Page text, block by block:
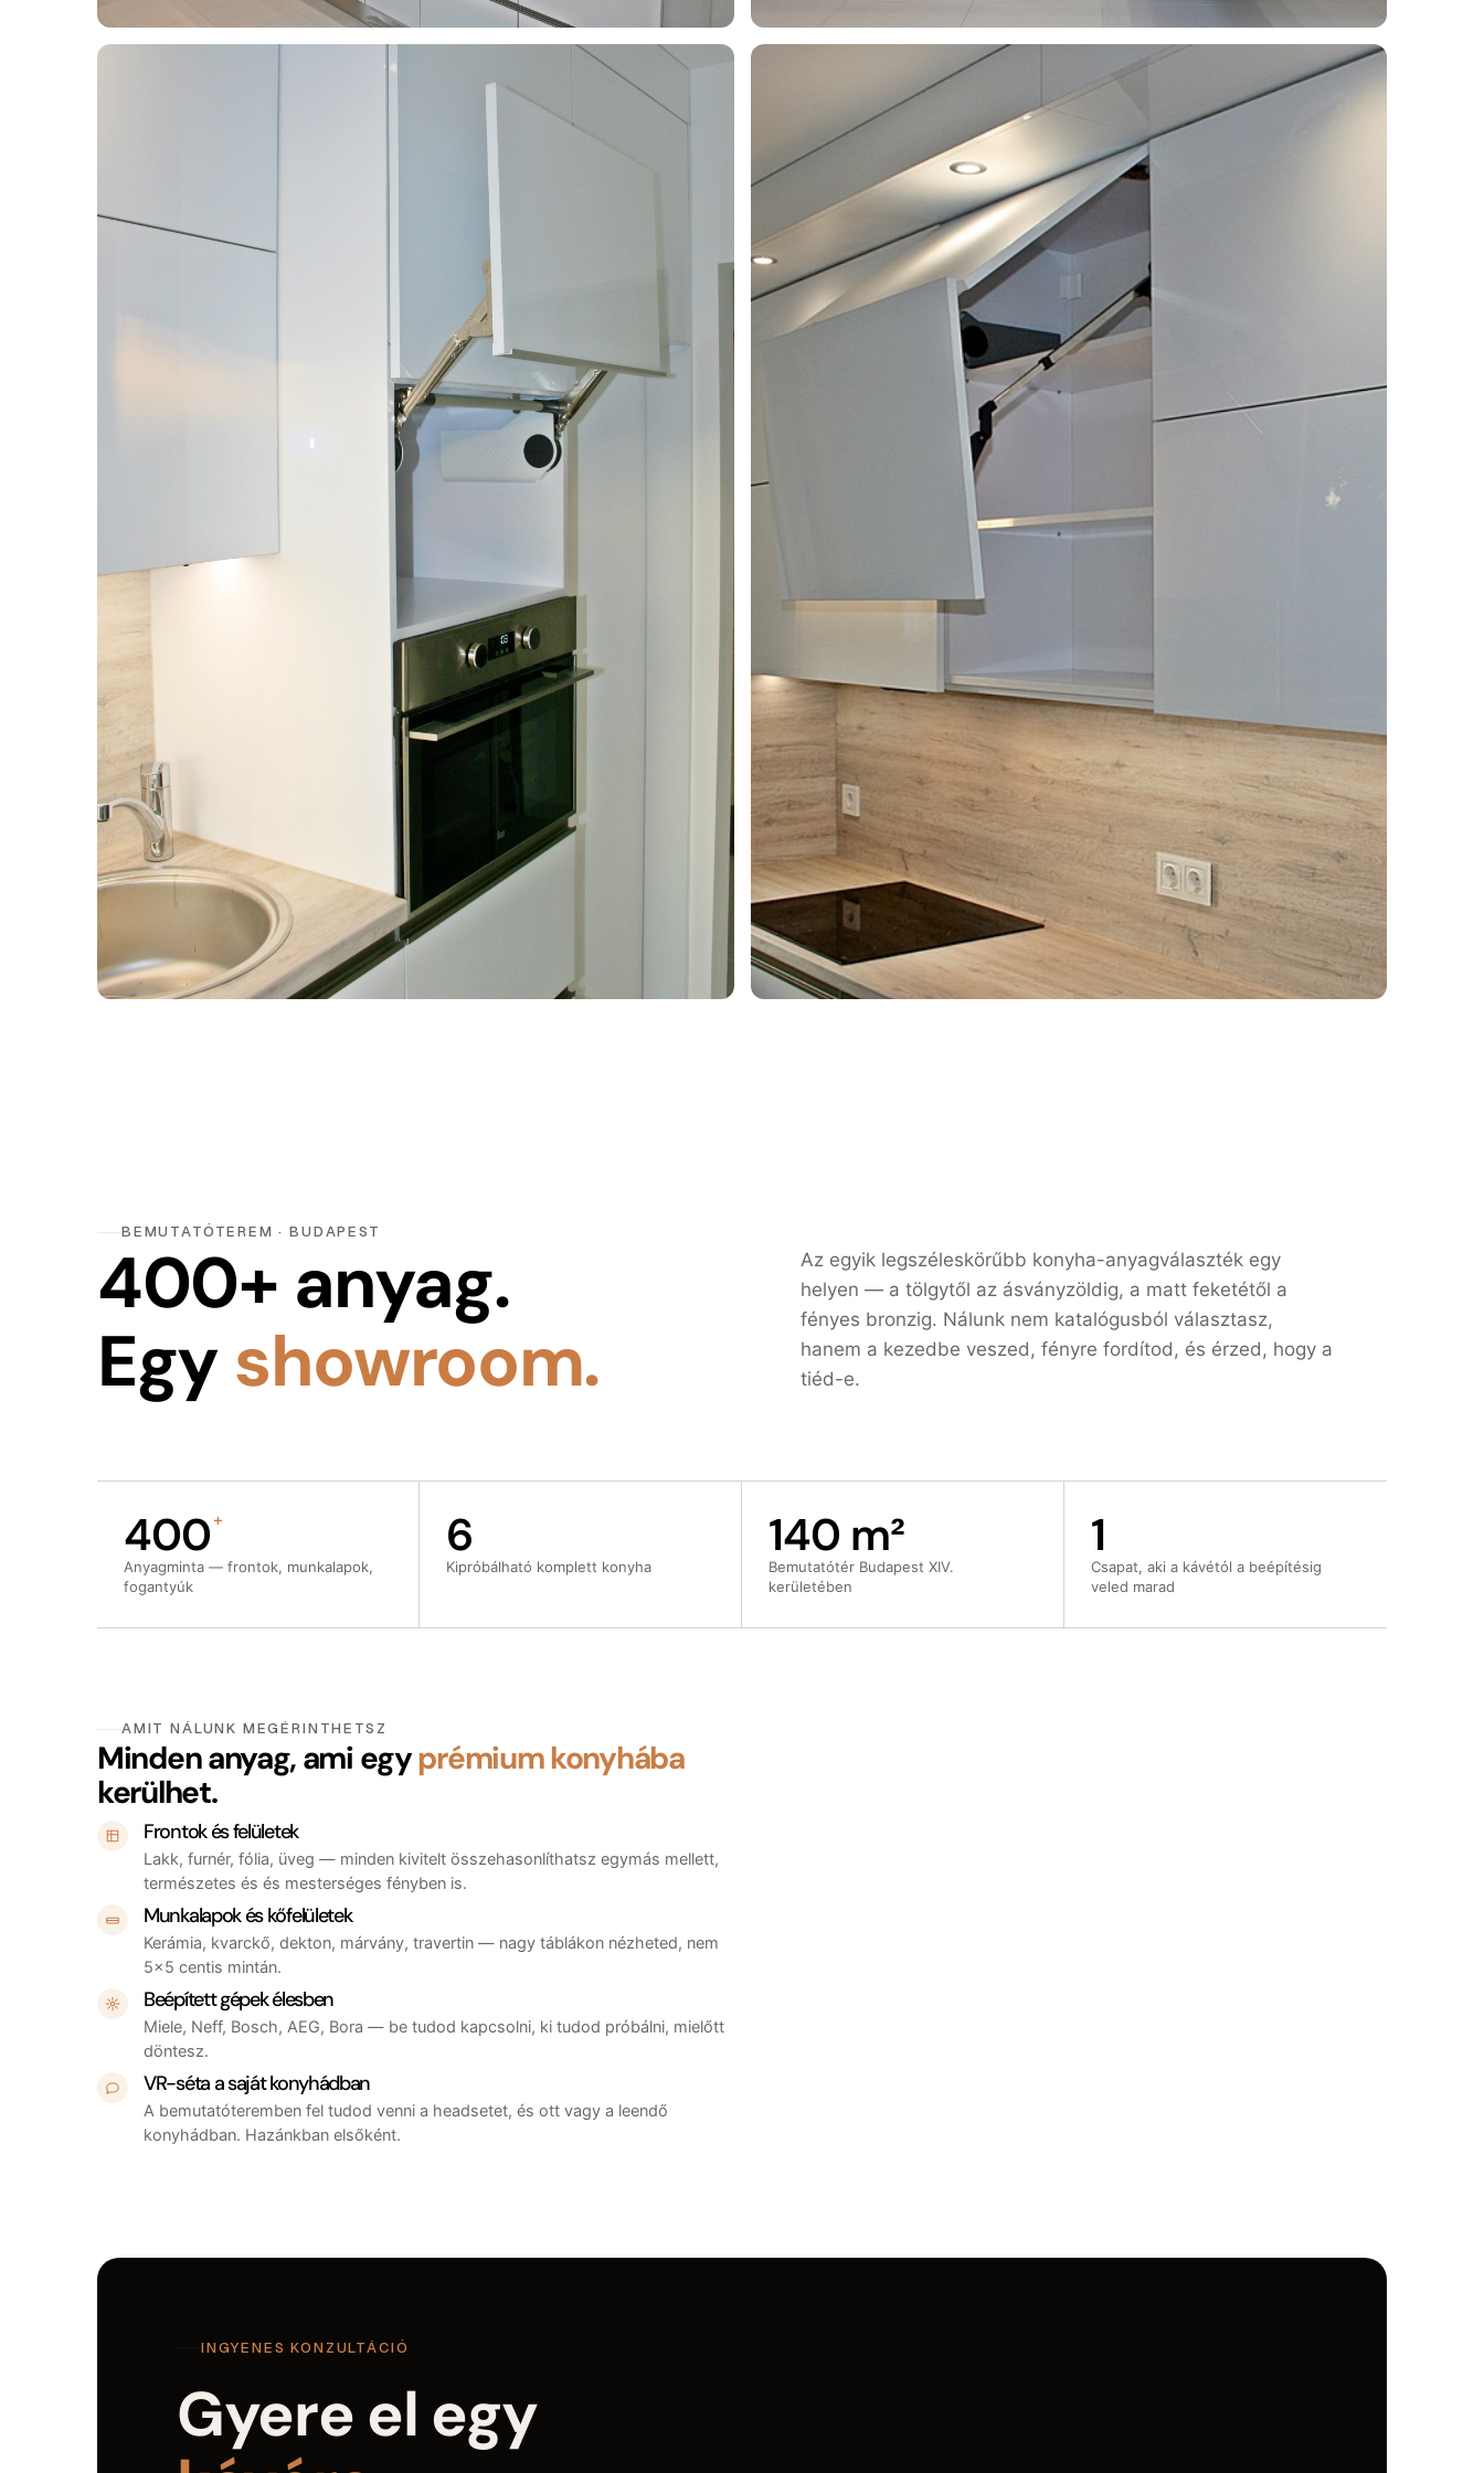
BEMUTATÓTEREM · BUDAPEST
400+ anyag.
Egy showroom.
Az egyik legszéleskörűbb konyha-anyagválaszték egy
helyen — a tölgytől az ásványzöldig, a matt feketétől a
fényes bronzig. Nálunk nem katalógusból választasz,
hanem a kezedbe veszed, fényre fordítod, és érzed, hogy a
tiéd-e.
400+
Anyagminta — frontok, munkalapok,
fogantyúk
6
Kipróbálható komplett konyha
140 m²
Bemutatótér Budapest XIV.
kerületében
1
Csapat, aki a kávétól a beépítésig
veled marad
AMIT NÁLUNK MEGÉRINTHETSZ
Minden anyag, ami egyprémium konyhába
kerülhet.
Frontok és felületek
Lakk, furnér, fólia, üveg — minden kivitelt összehasonlíthatsz egymás mellett,
természetes és és mesterséges fényben is.
Munkalapok és kőfelületek
Kerámia, kvarckő, dekton, márvány, travertin — nagy táblákon nézheted, nem
5×5 centis mintán.
Beépített gépek élesben
Miele, Neff, Bosch, AEG, Bora — be tudod kapcsolni, ki tudod próbálni, mielőtt
döntesz.
VR-séta a saját konyhádban
A bemutatóteremben fel tudod venni a headsetet, és ott vagy a leendő
konyhádban. Hazánkban elsőként.
INGYENES KONZULTÁCIÓ
Gyere el egy